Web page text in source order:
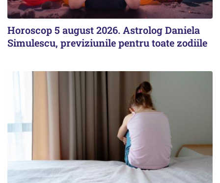
Horoscop 5 august 2026. Astrolog Daniela
Simulescu, previziunile pentru toate zodiile